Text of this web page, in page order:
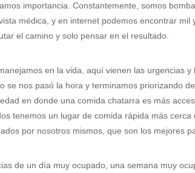
importancia. Constantemente, somos
médica, y en internet podemos encontrar
el camino y solo pensar en el resultado.
en la vida, aquí vienen las urgencias
se nos pasó la hora y terminamos priorizando
en donde una comida chatarra es más
tenemos un lugar de comida rápida más
por nosotros mismos, que son los mejores
de un día muy ocupado, una semana muy